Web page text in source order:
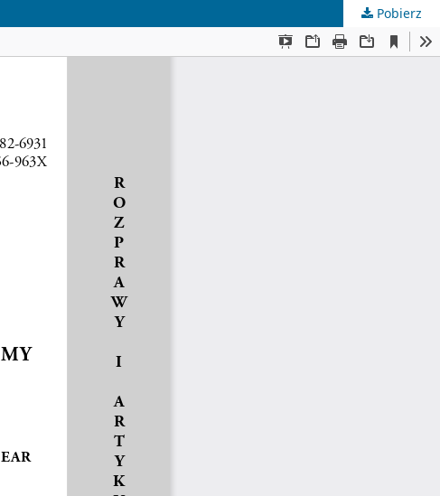
Pobierz